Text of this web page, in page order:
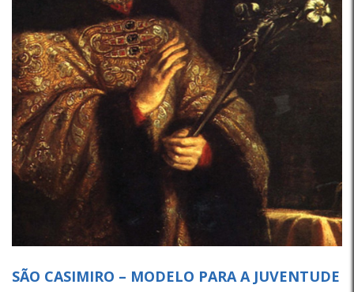
SÃO CASIMIRO – MODELO PARA A JUVENTUDE